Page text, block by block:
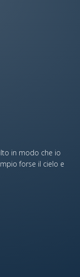
in modo che io
forse il cielo e